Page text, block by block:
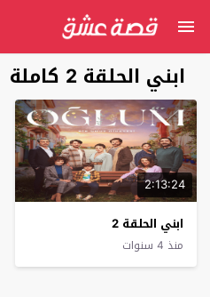
ابني الحلقة 2 كاملة
2:13:24
ابني الحلقة 2
منذ 4 سنوات